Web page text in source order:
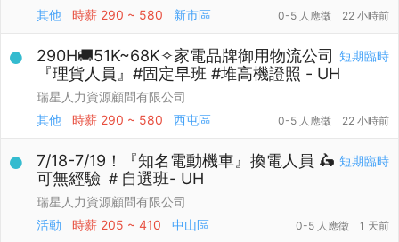
其他
時薪 290 ~ 580 新市區 0-5 人應徵 22 小時前
短期臨時
290H🚚51K~68K✧家電品牌御用物流公司
『理貨人員』#固定早班 #堆高機證照 - UH
瑞星人力資源顧問有限公司
其他
時薪 290 ~ 580 西屯區 0-5 人應徵 22 小時前
短期臨時
7/18-7/19！『知名電動機車』換電人員 🛵
可無經驗 ＃自選班- UH
瑞星人力資源顧問有限公司
活動
時薪 205 ~ 410 中山區 0-5 人應徵 1 天前